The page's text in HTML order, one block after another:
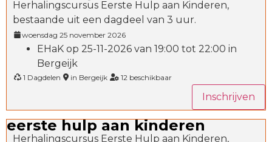
Herhalingscursus Eerste Hulp aan Kinderen,
bestaande uit een dagdeel van 3 uur.
woensdag 25 november 2026
EHaK op 25-11-2026 van 19:00 tot 22:00 in
Bergeijk
1 Dagdelen in Bergeijk 12 beschikbaar
Inschrijven
eerste hulp aan kinderen
Herhalingscursus Eerste Hulp aan Kinderen,